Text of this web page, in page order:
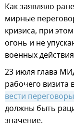
Как заявляло
мирные
кризиса, при
огонь и не
военных
23 июля глава
рабочего визита
вести переговоры
должны быть
значение.